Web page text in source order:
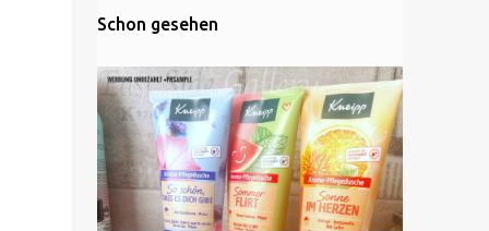
Schon gesehen